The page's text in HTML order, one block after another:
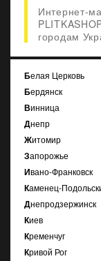
Интернет-
городам
Белая Церковь
Бердянск
Винница
Днепр
Житомир
Запорожье
Ивано-Франковск
Каменец-
Днепродзержинск
Киев
Кременчуг
Кривой Рог